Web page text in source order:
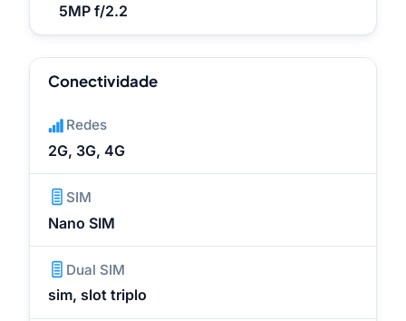
5MP f/2.2
Conectividade
Redes
2G, 3G, 4G
SIM
Nano SIM
Dual SIM
sim, slot triplo